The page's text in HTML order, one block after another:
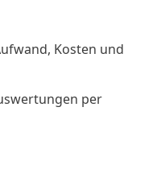
Kosten und
per